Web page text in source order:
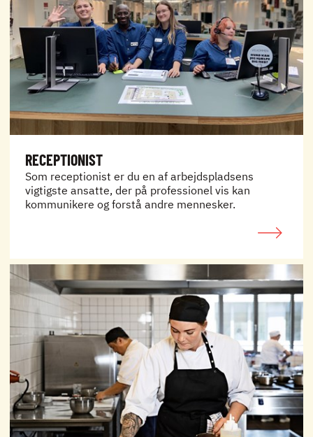
RECEPTIONIST
Som receptionist er du en af arbejdspladsens
vigtigste ansatte, der på professionel vis kan
kommunikere og forstå andre mennesker.